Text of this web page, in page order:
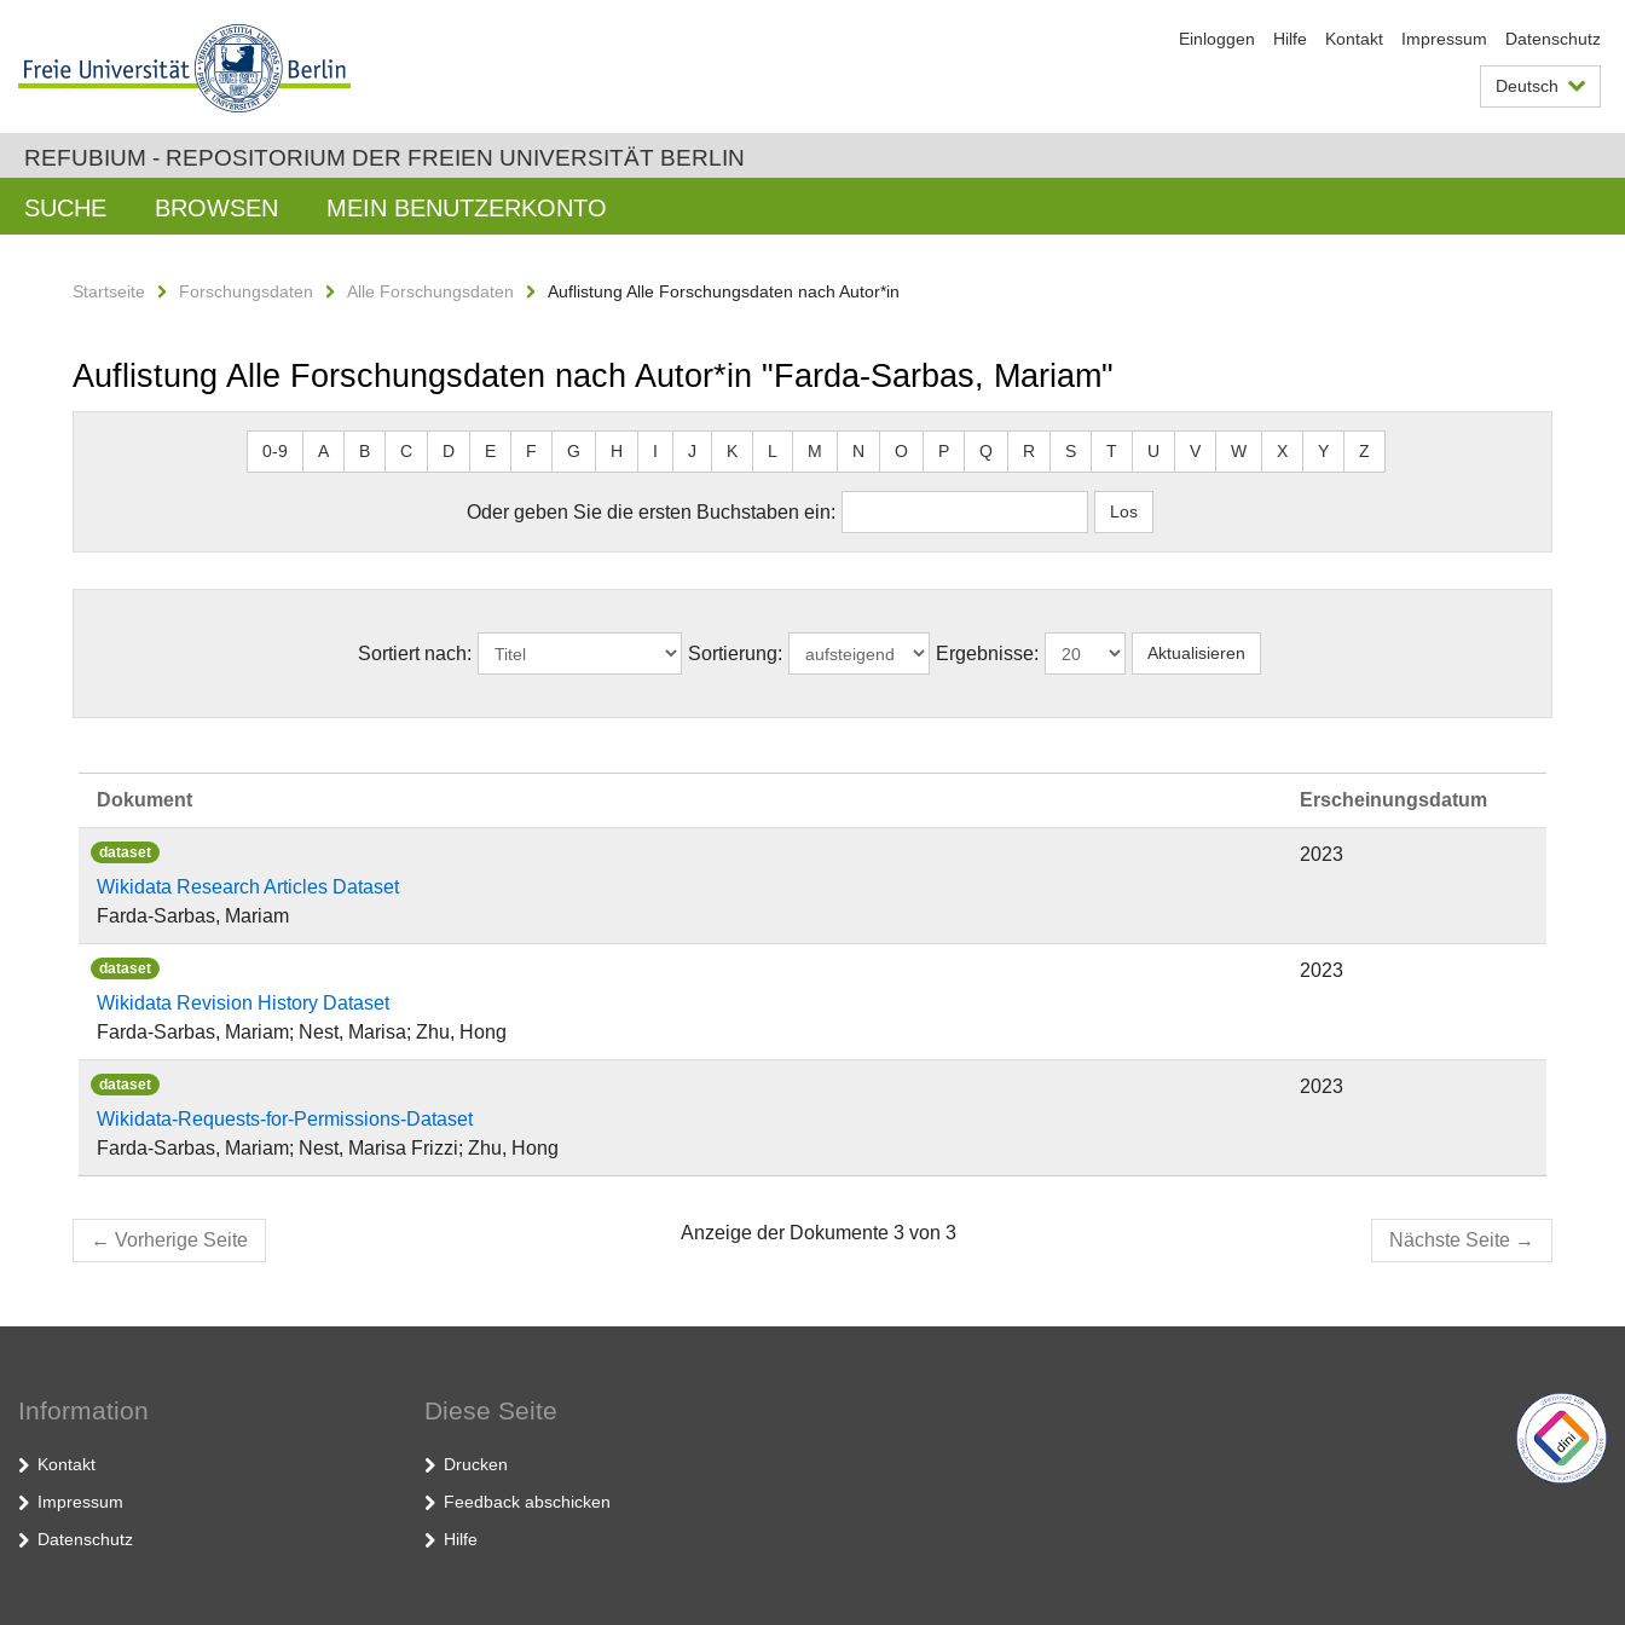
Einloggen Hilfe Kontakt Impressum Datenschutz
Deutsch
REFUBIUM - REPOSITORIUM DER FREIEN UNIVERSITÄT BERLIN
SUCHE BROWSEN MEIN BENUTZERKONTO
Startseite Forschungsdaten Alle Forschungsdaten Auflistung Alle Forschungsdaten nach Autor*in
Auflistung Alle Forschungsdaten nach Autor*in "Farda-Sarbas, Mariam"
0-9 A B C D E F G H I J K L M N O P Q R S T U V W X Y Z
Oder geben Sie die ersten Buchstaben ein:
Sortiert nach: Sortierung: Ergebnisse:
Dokument Erscheinungsdatum
dataset
Wikidata Research Articles Dataset
Farda-Sarbas, Mariam
2023
dataset
Wikidata Revision History Dataset
Farda-Sarbas, Mariam; Nest, Marisa; Zhu, Hong
2023
dataset
Wikidata-Requests-for-Permissions-Dataset
Farda-Sarbas, Mariam; Nest, Marisa Frizzi; Zhu, Hong
2023
← Vorherige Seite Anzeige der Dokumente 3 von 3 Nächste Seite →
Information
Kontakt
Impressum
Datenschutz
Diese Seite
Drucken
Feedback abschicken
Hilfe